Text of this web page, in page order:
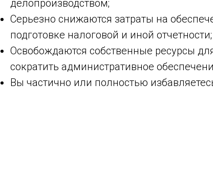
делопроизводством;
Серьезно снижаются затраты на
подготовке налоговой и иной отчетности;
Освобождаются собственные ресурсы
сократить административное
Вы частично или полностью